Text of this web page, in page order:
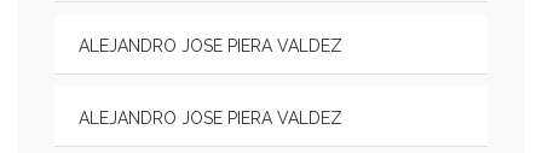
ALEJANDRO JOSE PIERA VALDEZ
ALEJANDRO JOSE PIERA VALDEZ